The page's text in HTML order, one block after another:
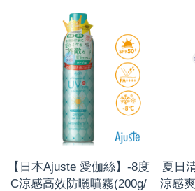
【日本Ajuste 愛伽絲】-8度
C涼感高效防曬噴霧(200g/
夏日
涼感